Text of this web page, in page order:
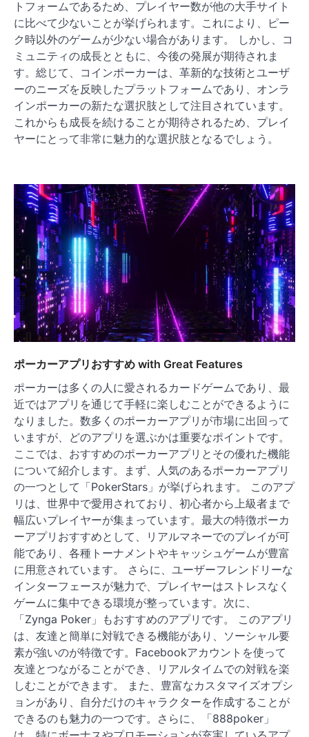
トフォームであるため、プレイヤー数が他の大手サイト
に比べて少ないことが挙げられます。これにより、ピー
ク時以外のゲームが少ない場合があります。 しかし、コ
ミュニティの成長とともに、今後の発展が期待されま
す。総じて、コインポーカーは、革新的な技術とユーザ
ーのニーズを反映したプラットフォームであり、オンラ
インポーカーの新たな選択肢として注目されています。
これからも成長を続けることが期待されるため、プレイ
ヤーにとって非常に魅力的な選択肢となるでしょう。
ポーカーアプリおすすめ with Great Features
ポーカーは多くの人に愛されるカードゲームであり、最
近ではアプリを通じて手軽に楽しむことができるように
なりました。数多くのポーカーアプリが市場に出回って
いますが、どのアプリを選ぶかは重要なポイントです。
ここでは、おすすめのポーカーアプリとその優れた機能
について紹介します。まず、人気のあるポーカーアプリ
の一つとして「PokerStars」が挙げられます。 このアプ
リは、世界中で愛用されており、初心者から上級者まで
幅広いプレイヤーが集まっています。最大の特徴ポーカ
ーアプリおすすめとして、リアルマネーでのプレイが可
能であり、各種トーナメントやキャッシュゲームが豊富
に用意されています。 さらに、ユーザーフレンドリーな
インターフェースが魅力で、プレイヤーはストレスなく
ゲームに集中できる環境が整っています。次に、
「Zynga Poker」もおすすめのアプリです。 このアプリ
は、友達と簡単に対戦できる機能があり、ソーシャル要
素が強いのが特徴です。Facebookアカウントを使って
友達とつながることができ、リアルタイムでの対戦を楽
しむことができます。 また、豊富なカスタマイズオプシ
ョンがあり、自分だけのキャラクターを作成することが
できるのも魅力の一つです。さらに、「888poker」